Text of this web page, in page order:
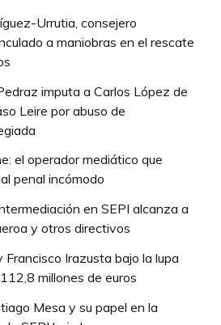
Urrutia, consejero
a maniobras en el rescate
imputa a Carlos López de
Leire por abuso de
el operador mediático que
penal incómodo
en SEPI alcanza a
y otros directivos
Francisco Irazusta bajo la lupa
millones de euros
Mesa y su papel en la